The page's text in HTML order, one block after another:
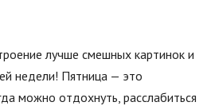
лучше смешных картинок и
недели! Пятница — это
можно отдохнуть, расслабиться